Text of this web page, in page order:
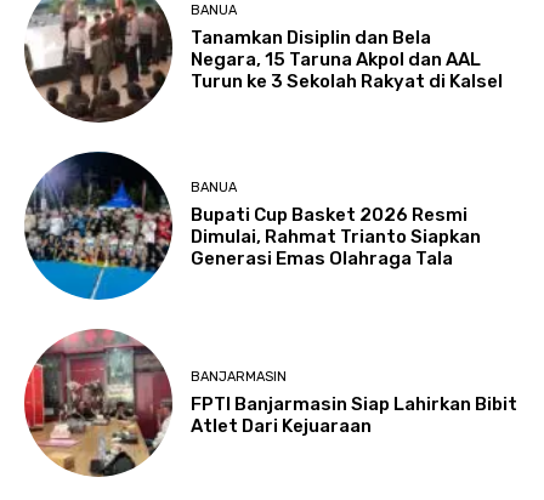
BANUA
Tanamkan Disiplin dan Bela
Negara, 15 Taruna Akpol dan AAL
Turun ke 3 Sekolah Rakyat di Kalsel
BANUA
Bupati Cup Basket 2026 Resmi
Dimulai, Rahmat Trianto Siapkan
Generasi Emas Olahraga Tala
BANJARMASIN
FPTI Banjarmasin Siap Lahirkan Bibit
Atlet Dari Kejuaraan